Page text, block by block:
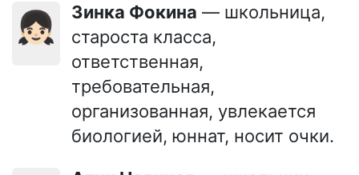
👧🏻 Зинка Фокина — школьница,
староста класса,
ответственная,
требовательная,
организованная, увлекается
биологией, юннат, носит очки.